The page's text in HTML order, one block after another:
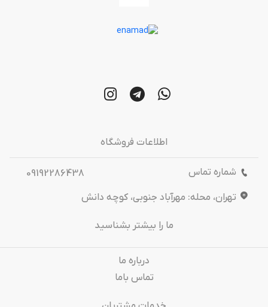
اطلاعات فروشگاه
شماره تماس
09192286438
تهران، محله: مهرآباد جنوبی، کوچه دانش
ما را بیشتر بشناسید
درباره‌ ما
تماس باما